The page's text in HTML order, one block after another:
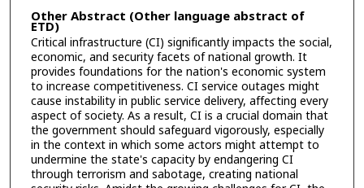
Other Abstract (Other language abstract of
ETD)
Critical infrastructure (CI) significantly impacts the social,
economic, and security facets of national growth. It
provides foundations for the nation's economic system
to increase competitiveness. CI service outages might
cause instability in public service delivery, affecting every
aspect of society. As a result, CI is a crucial domain that
the government should safeguard vigorously, especially
in the context in which some actors might attempt to
undermine the state's capacity by endangering CI
through terrorism and sabotage, creating national